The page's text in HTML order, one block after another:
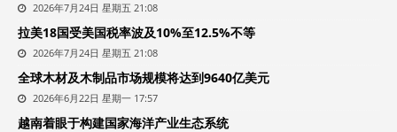
2026年7月24日 星期五 21:08
拉美18国受美国税率波及10%至12.5%不等
2026年7月24日 星期五 21:08
全球木材及木制品市场规模将达到9640亿美元
2026年6月22日 星期一 17:57
越南着眼于构建国家海洋产业生态系统